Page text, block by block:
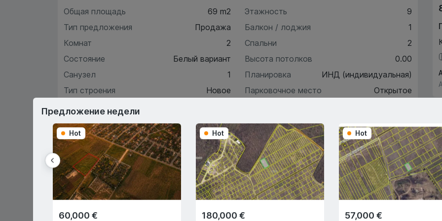
Общая площадь
69 m2
Тип предложения
Продажа
Комнат
2
Состояние
Белый вариант
Санузел
1
Тип строения
Новое
Этажность
9
Балкон / лоджия
1
Спальни
2
Высота потолков
0.00
Планировка
ИНД (индивидуальная)
Парковочное место
Открытое
Характеристики
Описание
Предложение недели
Hot
60,000 €
Hot
180,000 €
Hot
57,000 €